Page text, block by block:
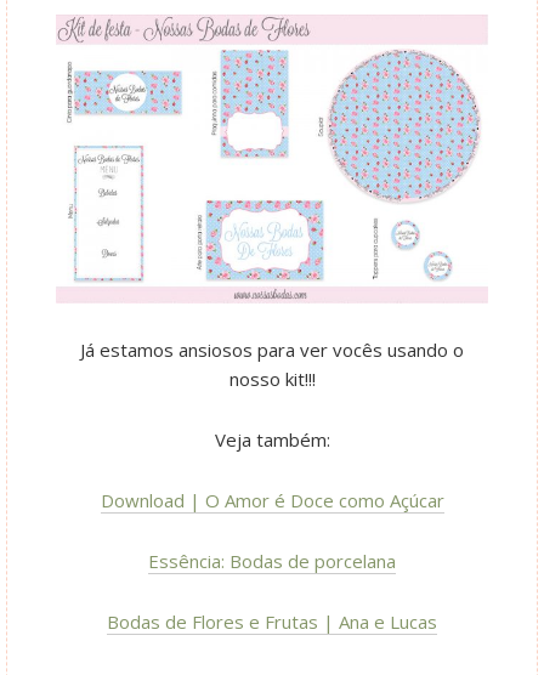
Já estamos ansiosos para ver vocês usando o
nosso kit!!!
Veja também:
Download | O Amor é Doce como Açúcar
Essência: Bodas de porcelana
Bodas de Flores e Frutas | Ana e Lucas